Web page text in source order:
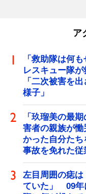
ア
「救助隊は何
レスキュー隊
「二次被害を
様子」
「玖瑠美の最
害者の親族が
かった自分た
事故を免れた従
左目周囲の痣
ていた」 09年